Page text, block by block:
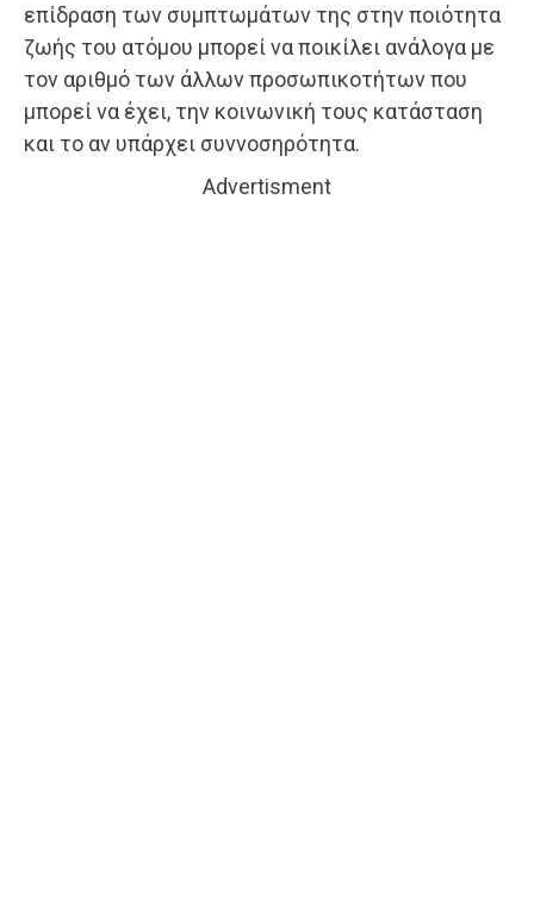
επίδραση των συμπτωμάτων της στην ποιότητα
ζωής του ατόμου μπορεί να ποικίλει ανάλογα με
τον αριθμό των άλλων προσωπικοτήτων που
μπορεί να έχει, την κοινωνική τους κατάσταση
και το αν υπάρχει συννοσηρότητα.
Advertisment